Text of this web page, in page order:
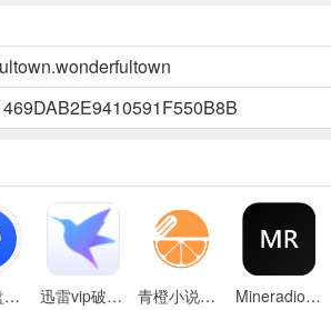
场解谜探险之旅
色雾气弥漫，仿佛火山即将喷发。站在安全
号和熔岩上的光影反射——它们是拯救公主、
在这令人惊叹的自然风光中，开启你的解谜
悠闲的休憩空间
放，藤蔓缠绕着花架，小径两旁绿草如茵。蝴
受微风轻拂脸颊，尽情享受这宁静舒适的片
夸克网盘官方正式版 迅雷vip破解版永久会员2024版 青橙小说App Mineradio手机版